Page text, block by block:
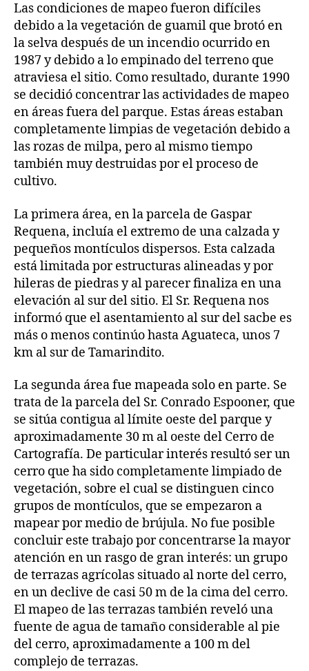
Las condiciones de mapeo fueron difíciles
debido a la vegetación de guamil que brotó en
la selva después de un incendio ocurrido en
1987 y debido a lo empinado del terreno que
atraviesa el sitio. Como resultado, durante 1990
se decidió concentrar las actividades de mapeo
en áreas fuera del parque. Estas áreas estaban
completamente limpias de vegetación debido a
las rozas de milpa, pero al mismo tiempo
también muy destruidas por el proceso de
cultivo.
La primera área, en la parcela de Gaspar
Requena, incluía el extremo de una calzada y
pequeños montículos dispersos. Esta calzada
está limitada por estructuras alineadas y por
hileras de piedras y al parecer finaliza en una
elevación al sur del sitio. El Sr. Requena nos
informó que el asentamiento al sur del sacbe es
más o menos continúo hasta Aguateca, unos 7
km al sur de Tamarindito.
La segunda área fue mapeada solo en parte. Se
trata de la parcela del Sr. Conrado Espooner, que
se sitúa contigua al límite oeste del parque y
aproximadamente 30 m al oeste del Cerro de
Cartografía. De particular interés resultó ser un
cerro que ha sido completamente limpiado de
vegetación, sobre el cual se distinguen cinco
grupos de montículos, que se empezaron a
mapear por medio de brújula. No fue posible
concluir este trabajo por concentrarse la mayor
atención en un rasgo de gran interés: un grupo
de terrazas agrícolas situado al norte del cerro,
en un declive de casi 50 m de la cima del cerro.
El mapeo de las terrazas también reveló una
fuente de agua de tamaño considerable al pie
del cerro, aproximadamente a 100 m del
complejo de terrazas.